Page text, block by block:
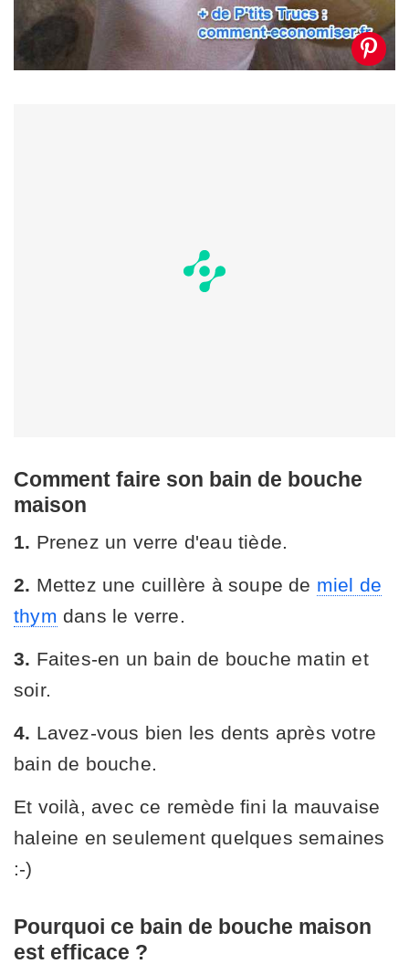
Comment faire son bain de bouche
maison
1. Prenez un verre d'eau tiède.
2. Mettez une cuillère à soupe de miel de
thym dans le verre.
3. Faites-en un bain de bouche matin et
soir.
4. Lavez-vous bien les dents après votre
bain de bouche.
Et voilà, avec ce remède fini la mauvaise
haleine en seulement quelques semaines
:-)
Pourquoi ce bain de bouche maison
est efficace ?